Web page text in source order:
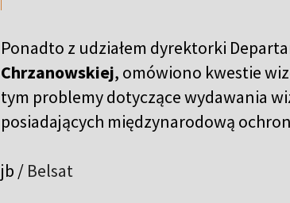
Ponadto z udziałem dyrektorki
Chrzanowskiej, omówiono kwestie
tym problemy dotyczące wydawania
posiadających międzynarodową
jb / Belsat